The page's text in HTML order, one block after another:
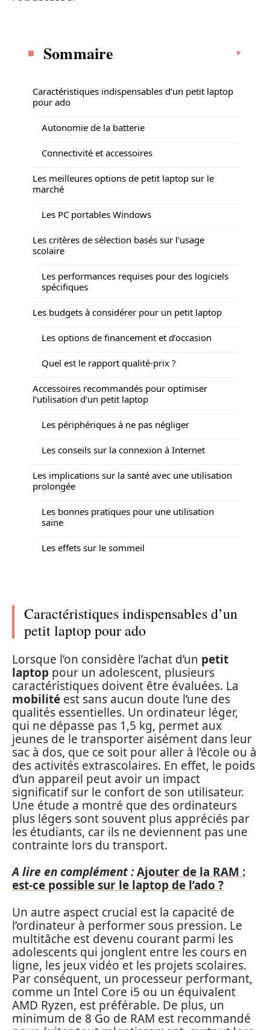
Sommaire
Caractéristiques indispensables d’un petit laptop
pour ado
Autonomie de la batterie
Connectivité et accessoires
Les meilleures options de petit laptop sur le
marché
Les PC portables Windows
Les critères de sélection basés sur l’usage
scolaire
Les performances requises pour des logiciels
spécifiques
Les budgets à considérer pour un petit laptop
Les options de financement et d’occasion
Quel est le rapport qualité-prix ?
Accessoires recommandés pour optimiser
l’utilisation d’un petit laptop
Les périphériques à ne pas négliger
Les conseils sur la connexion à Internet
Les implications sur la santé avec une utilisation
prolongée
Les bonnes pratiques pour une utilisation
saine
Les effets sur le sommeil
Caractéristiques indispensables d’un
petit laptop pour ado
Lorsque l’on considère l’achat d’un petit
laptop pour un adolescent, plusieurs
caractéristiques doivent être évaluées. La
mobilité est sans aucun doute l’une des
qualités essentielles. Un ordinateur léger,
qui ne dépasse pas 1,5 kg, permet aux
jeunes de le transporter aisément dans leur
sac à dos, que ce soit pour aller à l’école ou à
des activités extrascolaires. En effet, le poids
d’un appareil peut avoir un impact
significatif sur le confort de son utilisateur.
Une étude a montré que des ordinateurs
plus légers sont souvent plus appréciés par
les étudiants, car ils ne deviennent pas une
contrainte lors du transport.
A lire en complément :Ajouter de la RAM :
est-ce possible sur le laptop de l’ado ?
Un autre aspect crucial est la capacité de
l’ordinateur à performer sous pression. Le
multitâche est devenu courant parmi les
adolescents qui jonglent entre les cours en
ligne, les jeux vidéo et les projets scolaires.
Par conséquent, un processeur performant,
comme un Intel Core i5 ou un équivalent
AMD Ryzen, est préférable. De plus, un
minimum de 8 Go de RAM est recommandé